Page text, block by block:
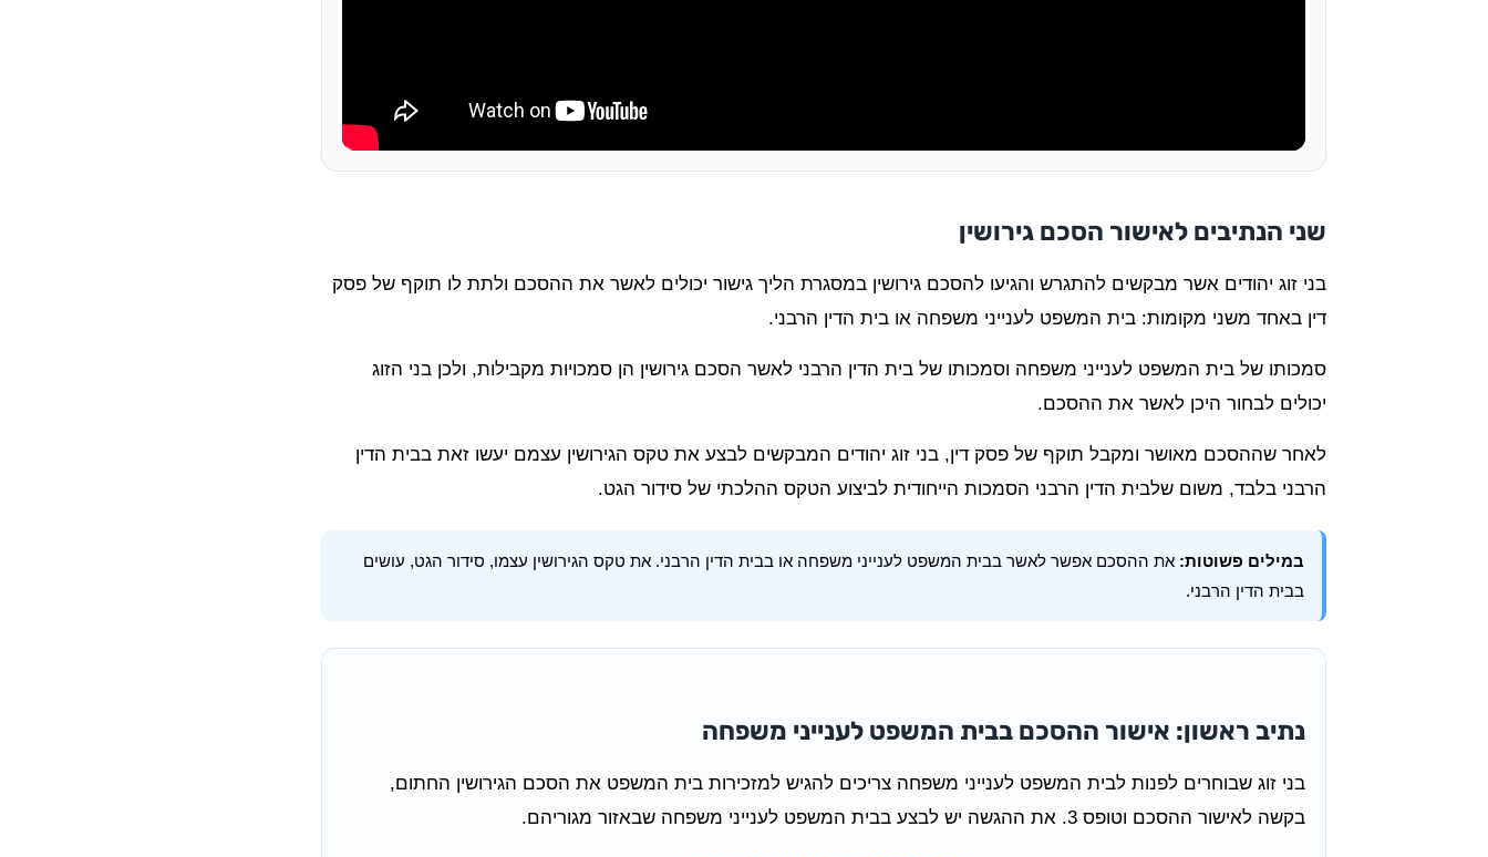
שני הנתיבים לאישור הסכם גירושין
בני זוג יהודים אשר מבקשים להתגרש והגיעו להסכם גירושין במסגרת הליך גישור יכולים לאשר את ההסכם ולתת לו תוקף של פסק
דין באחד משני מקומות: בית המשפט לענייני משפחה או בית הדין הרבני.
סמכותו של בית המשפט לענייני משפחה וסמכותו של בית הדין הרבני לאשר הסכם גירושין הן סמכויות מקבילות, ולכן בני הזוג
יכולים לבחור היכן לאשר את ההסכם.
לאחר שההסכם מאושר ומקבל תוקף של פסק דין, בני זוג יהודים המבקשים לבצע את טקס הגירושין עצמם יעשו זאת בבית הדין
הרבני בלבד, משום שלבית הדין הרבני הסמכות הייחודית לביצוע הטקס ההלכתי של סידור הגט.
במילים פשוטות: את ההסכם אפשר לאשר בבית המשפט לענייני משפחה או בבית הדין הרבני. את טקס הגירושין עצמו, סידור הגט, עושים
בבית הדין הרבני.
נתיב ראשון: אישור ההסכם בבית המשפט לענייני משפחה
בני זוג שבוחרים לפנות לבית המשפט לענייני משפחה צריכים להגיש למזכירות בית המשפט את הסכם הגירושין החתום,
בקשה לאישור ההסכם וטופס 3. את ההגשה יש לבצע בבית המשפט לענייני משפחה שבאזור מגוריהם.